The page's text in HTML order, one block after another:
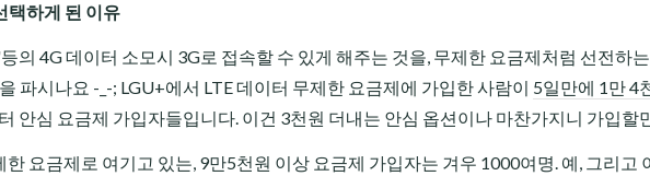
택하게 된 이유
의 4G 데이터 소모시 3G로 접속할 수 있게 해주는 것을, 무제한 요금제처럼 선전하
파시나요 -_-; LGU+에서 LTE 데이터 무제한 요금제에 가입한 사람이 5일만에 1만 4
안심 요금제 가입자들입니다. 이건 3천원 더내는 안심 옵션이나 마찬가지니 가입할
한 요금제로 여기고 있는, 9만5천원 이상 요금제 가입자는 겨우 1000여명. 예, 그리고